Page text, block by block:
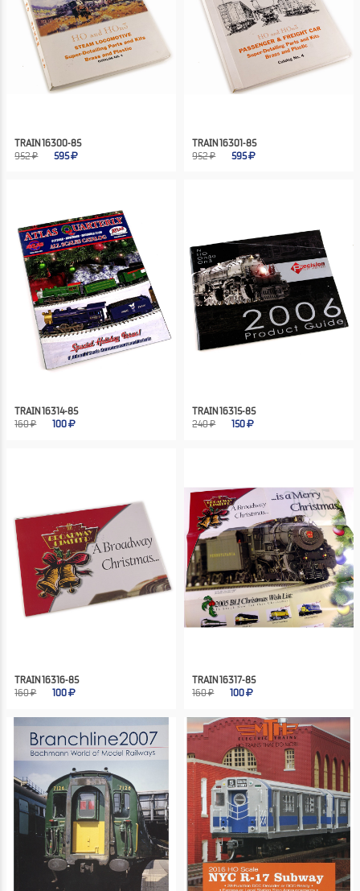
TRAIN 16300-85
952 ₽
595
TRAIN 16301-85
952 ₽
595
TRAIN 16314-85
160 ₽
100
TRAIN 16315-85
240 ₽
150
TRAIN 16316-85
160 ₽
100
TRAIN 16317-85
160 ₽
100